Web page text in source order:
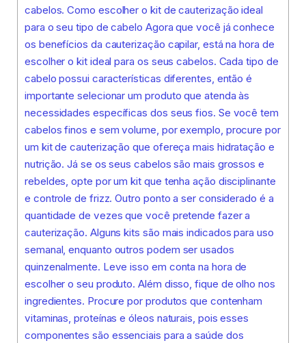
cabelos. Como escolher o kit de cauterização ideal
para o seu tipo de cabelo Agora que você já conhece
os benefícios da cauterização capilar, está na hora de
escolher o kit ideal para os seus cabelos. Cada tipo de
cabelo possui características diferentes, então é
importante selecionar um produto que atenda às
necessidades específicas dos seus fios. Se você tem
cabelos finos e sem volume, por exemplo, procure por
um kit de cauterização que ofereça mais hidratação e
nutrição. Já se os seus cabelos são mais grossos e
rebeldes, opte por um kit que tenha ação disciplinante
e controle de frizz. Outro ponto a ser considerado é a
quantidade de vezes que você pretende fazer a
cauterização. Alguns kits são mais indicados para uso
semanal, enquanto outros podem ser usados
quinzenalmente. Leve isso em conta na hora de
escolher o seu produto. Além disso, fique de olho nos
ingredientes. Procure por produtos que contenham
vitaminas, proteínas e óleos naturais, pois esses
componentes são essenciais para a saúde dos